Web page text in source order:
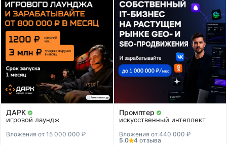
ДАРК
игровой лаундж
Вложения от 15 000 000 ₽
Промптер
искусственный интеллект
Вложения от 440 000 ₽
5.0
4 отзыва